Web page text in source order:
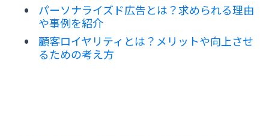
パーソナライズド広告とは？求められる理由
や事例を紹介
顧客ロイヤリティとは？メリットや向上させ
るための考え方